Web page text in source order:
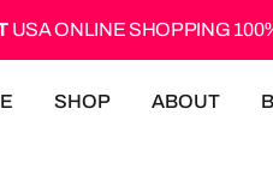
USA ONLINE SHOPPING
SHOP ABOUT